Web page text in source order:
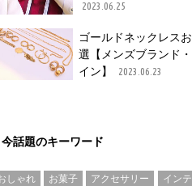
2023.06.25
ゴールドネックレス
選【メンズブランド
イン】
2023.06.23
今話題のキーワード
しゃれ お菓子 アクセサリー
イン